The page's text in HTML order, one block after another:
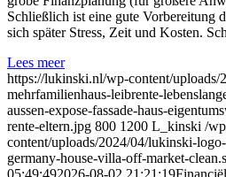
Schließlich ist eine gute Vorbereitung
sich später Stress, Zeit und Kosten.
Lees meer
https://lukinski.nl/wp-content/uploads/
mehrfamilienhaus-leibrente-
aussen-expose-fassade-haus-
rente-eltern.jpg 800 1200 L_kinski /
content/uploads/2024/04/lukinski-
germany-house-villa-off-market-